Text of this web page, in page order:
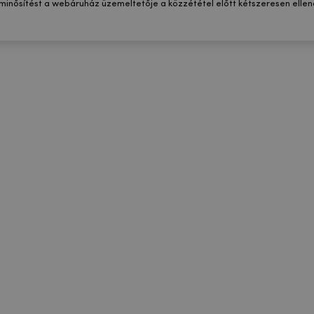
a webáruház üzemeltetője a közzététel előtt kétszeresen